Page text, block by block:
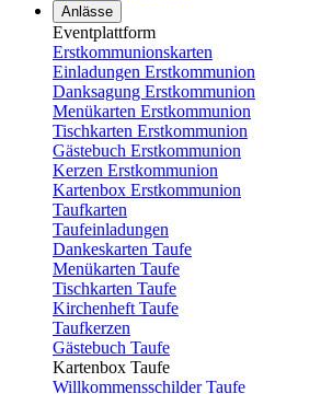
Anlässe
Eventplattform
Erstkommunionskarten
Einladungen Erstkommunion
Danksagung Erstkommunion
Menükarten Erstkommunion
Tischkarten Erstkommunion
Gästebuch Erstkommunion
Kerzen Erstkommunion
Kartenbox Erstkommunion
Taufkarten
Taufeinladungen
Dankeskarten Taufe
Menükarten Taufe
Tischkarten Taufe
Kirchenheft Taufe
Taufkerzen
Gästebuch Taufe
Kartenbox Taufe
Willkommensschilder Taufe